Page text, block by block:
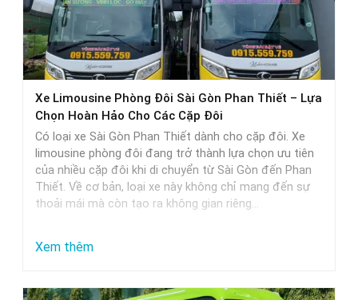
quả
thực
tế
Xe Limousine Phòng Đôi Sài Gòn Phan Thiết – Lựa
Chọn Hoàn Hảo Cho Các Cặp Đôi
Có loại xe Sài Gòn Phan Thiết dành cho cặp đôi. Xe
limousine phòng đôi đang trở thành lựa chọn ưu tiên
của nhiều cặp đôi khi di chuyển từ Sài Gòn đến Phan
Thiết. Về cơ bản, loại xe này không chỉ mang đến sự
thoải mái mà còn tạo ra không gian riêng…
Xem thêm:
Limousine